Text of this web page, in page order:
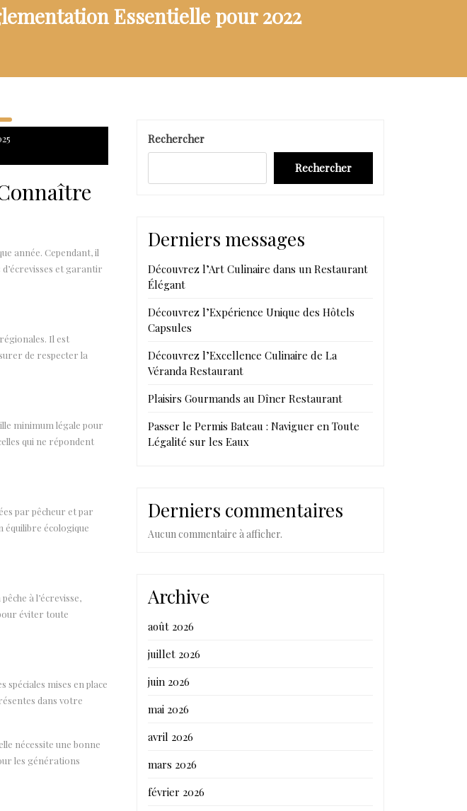
Essentielle pour 2022
année. Cependant, il
et garantir
Il est
de respecter la
minimum légale pour
qui ne répondent
par pêcheur et par
équilibre écologique
à l’écrevisse,
éviter toute
spéciales mises en place
dans votre
nécessite une bonne
les générations
Rechercher
Rechercher
Derniers messages
Découvrez l’Art Culinaire dans un Restaurant
Élégant
Découvrez l’Expérience Unique des Hôtels
Capsules
Découvrez l’Excellence Culinaire de La
Véranda Restaurant
Plaisirs Gourmands au Dîner Restaurant
Passer le Permis Bateau : Naviguer en Toute
Légalité sur les Eaux
Derniers commentaires
Aucun commentaire à afficher.
Archive
août 2026
juillet 2026
juin 2026
mai 2026
avril 2026
mars 2026
février 2026